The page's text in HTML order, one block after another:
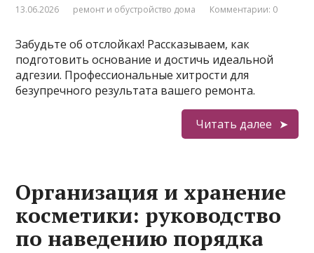
13.06.2026 ремонт и обустройство дома Комментарии: 0
Забудьте об отслойках! Рассказываем, как
подготовить основание и достичь идеальной
адгезии. Профессиональные хитрости для
безупречного результата вашего ремонта.
Читать далее
Организация и хранение
косметики: руководство
по наведению порядка